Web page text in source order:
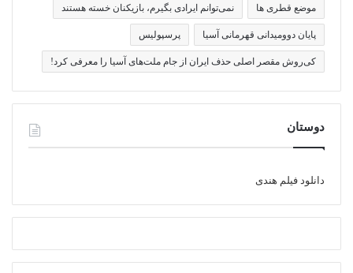
موضع قطری ها نمی‌توانم ایرادی بگیرم، بازیکنان خسته هستند
پایان دوومیدانی قهرمانی آسیا پرسپولیس
کی‌روش مقصر اصلی حذف ایران از جام ملت‌های آسیا را معرفی کرد!
دوستان
دانلود فیلم هندی